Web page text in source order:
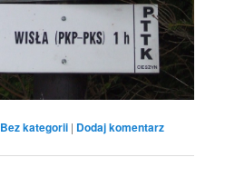
Bez kategorii | Dodaj komentarz